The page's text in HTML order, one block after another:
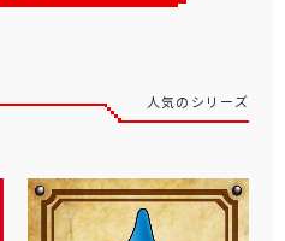
人気のシリーズ